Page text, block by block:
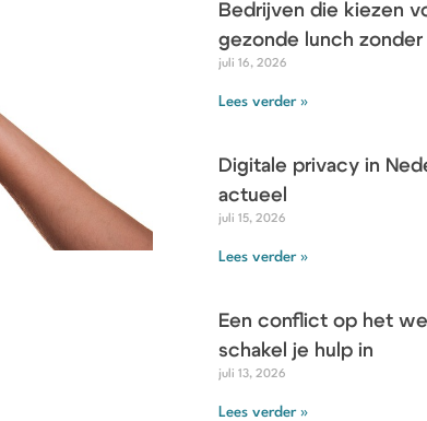
Bedrijven die kiezen
gezonde lunch
juli 16, 2026
Lees verder »
Digitale privacy in
actueel
juli 15, 2026
Lees verder »
Een conflict op het
schakel je hulp in
juli 13, 2026
Lees verder »